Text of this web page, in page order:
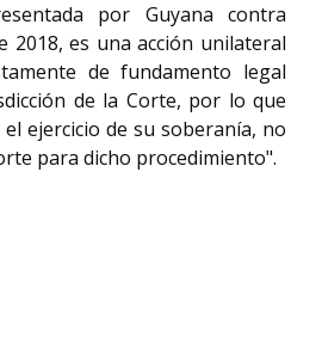
por Guyana contra
2018, es una acción unilateral
de fundamento legal
de la Corte, por lo que
ejercicio de su soberanía, no
para dicho procedimiento".